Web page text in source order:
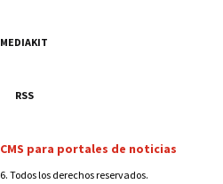
MEDIAKIT
RSS
CMS para portales de noticias
Todos los derechos reservados.